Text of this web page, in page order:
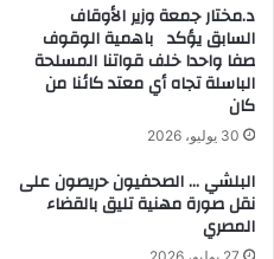
د.مختار جمعة وزير الأوقاف
السابق يؤكد باهمية الوقوف
صفا واحدا خلف قواتنا المسلحة
الباسلة تجاه أي معتد كائنا من
كان
30 يوليو، 2026
البلشي … الصحفيون حريصون على
نقل صورة مهنية تليق بالقضاء
المصري